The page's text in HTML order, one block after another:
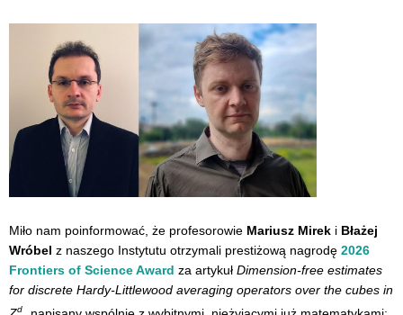
Miło nam poinformować, że profesorowie Mariusz Mirek i Błażej
Wróbel z naszego Instytutu otrzymali prestiżową nagrodę 2026
Frontiers of Science Award za artykuł Dimension-free estimates
for discrete Hardy-Littlewood averaging operators over the cubes in
d